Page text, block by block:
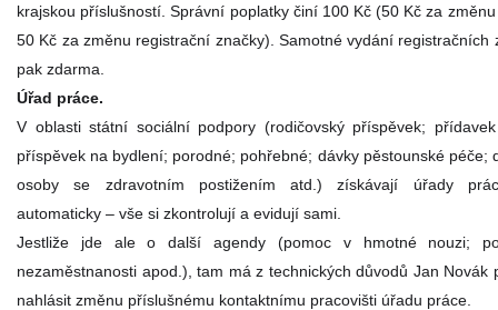
krajskou příslušností. Správní poplatky činí 100 Kč (50 Kč za
50 Kč za změnu registrační značky). Samotné vydání registračních
pak zdarma.
Úřad práce.
V oblasti státní sociální podpory (rodičovský příspěvek;
příspěvek na bydlení; porodné; pohřebné; dávky pěstounské péče;
osoby se zdravotním postižením atd.) získávají úřady
automaticky – vše si zkontrolují a evidují sami.
Jestliže jde ale o další agendy (pomoc v hmotné nouzi;
nezaměstnanosti apod.), tam má z technických důvodů Jan Novák
nahlásit změnu příslušnému kontaktnímu pracovišti úřadu práce.